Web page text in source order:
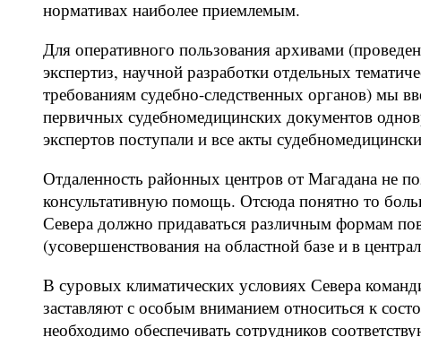
нормативах наиболее приемлемым.
Для оперативного пользования архивами
экспертиз, научной разработки отдельных
требованиям судебно-следственных органов) мы
первичных судебномедицинских документов
экспертов поступали и все акты
Отдаленность районных центров от Магадана не
консультативную помощь. Отсюда понятно то
Севера должно придаваться различным формам
(усовершенствования на областной базе и в
В суровых климатических условиях Севера
заставляют с особым вниманием относиться к
необходимо обеспечивать сотрудников